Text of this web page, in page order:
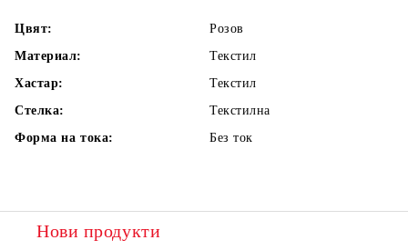
Цвят:
Розов
Материал:
Текстил
Хастар:
Текстил
Стелка:
Текстилна
Форма на тока:
Без ток
Нови продукти